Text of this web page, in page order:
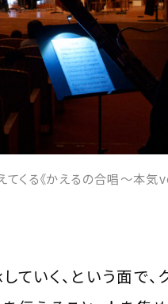
くる《かえるの合唱～本
いく、という面で、